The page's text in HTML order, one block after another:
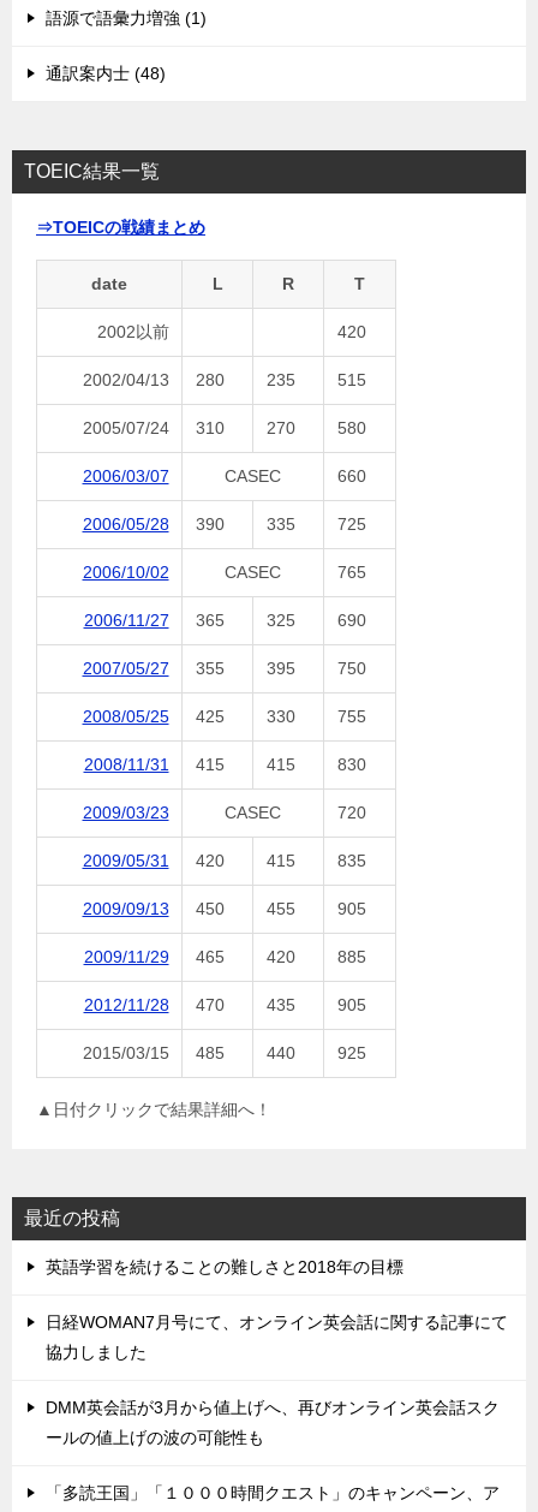
語源で語彙力増強 (1)
通訳案内士 (48)
TOEIC結果一覧
⇒TOEICの戦績まとめ
date L R T
2002以前 420
2002/04/13 280 235 515
2005/07/24 310 270 580
2006/03/07 CASEC 660
2006/05/28 390 335 725
2006/10/02 CASEC 765
2006/11/27 365 325 690
2007/05/27 355 395 750
2008/05/25 425 330 755
2008/11/31 415 415 830
2009/03/23 CASEC 720
2009/05/31 420 415 835
2009/09/13 450 455 905
2009/11/29 465 420 885
2012/11/28 470 435 905
2015/03/15 485 440 925
▲日付クリックで結果詳細へ！
最近の投稿
英語学習を続けることの難しさと2018年の目標
日経WOMAN7月号にて、オンライン英会話に関する記事にて
協力しました
DMM英会話が3月から値上げへ、再びオンライン英会話スク
ールの値上げの波の可能性も
「多読王国」「１０００時間クエスト」のキャンペーン、ア